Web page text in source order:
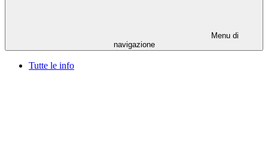
Menu di
navigazione
Tutte le info